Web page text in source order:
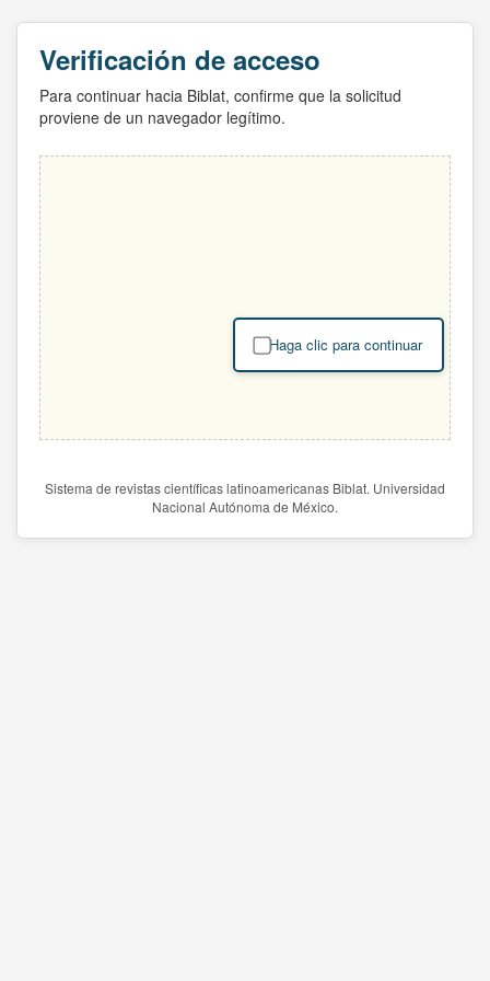
Verificación de acceso
Para continuar hacia Biblat, confirme que la solicitud
proviene de un navegador legítimo.
Haga clic para continuar
Sistema de revistas científicas latinoamericanas Biblat. Universidad
Nacional Autónoma de México.